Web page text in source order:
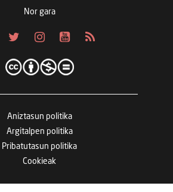
Nor gara
Aniztasun politika
Argitalpen politika
Pribatutasun politika
Cookieak